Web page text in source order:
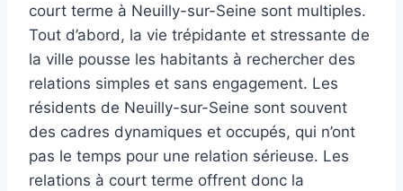
court terme à Neuilly-sur-Seine sont multiples.
Tout d’abord, la vie trépidante et stressante de
la ville pousse les habitants à rechercher des
relations simples et sans engagement. Les
résidents de Neuilly-sur-Seine sont souvent
des cadres dynamiques et occupés, qui n’ont
pas le temps pour une relation sérieuse. Les
relations à court terme offrent donc la